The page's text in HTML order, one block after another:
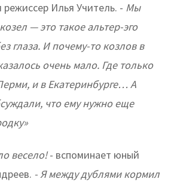
режиссер Илья Учитель. - Мы
— это такое альтер-эго
глаза. И почему-то козлов в
очень мало. Где только
и в Екатеринбурге… А
что ему нужно еще
весело!- вспоминает юный
- Я между дублями кормил